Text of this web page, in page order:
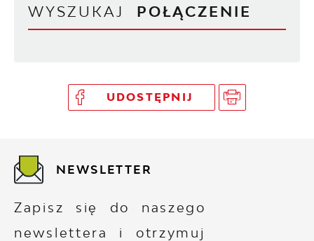
WYSZUKAJ POŁĄCZENIE
UDOSTĘPNIJ
NEWSLETTER
Zapisz się do naszego
newslettera i otrzymuj